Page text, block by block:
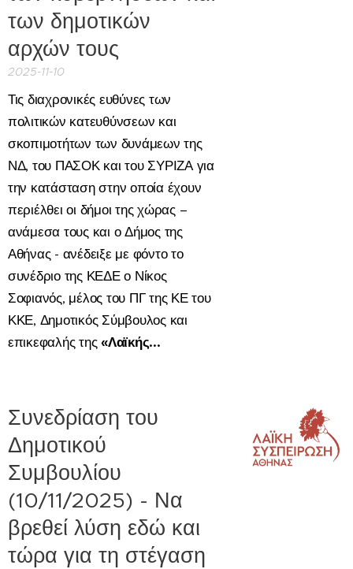
των δημοτικών
αρχών τους
2025-11-10
Τις διαχρονικές ευθύνες των
πολιτικών κατευθύνσεων και
σκοπιμοτήτων των δυνάμεων της
ΝΔ, του ΠΑΣΟΚ και του ΣΥΡΙΖΑ για
την κατάσταση στην οποία έχουν
περιέλθει οι δήμοι της χώρας –
ανάμεσα τους και ο Δήμος της
Αθήνας - ανέδειξε με φόντο το
συνέδριο της ΚΕΔΕ ο Νίκος
Σοφιανός, μέλος του ΠΓ της ΚΕ του
ΚΚΕ, Δημοτικός Σύμβουλος και
επικεφαλής της«Λαϊκής...
Συνεδρίαση του
Δημοτικού
Συμβουλίου
(10/11/2025) - Να
βρεθεί λύση εδώ και
τώρα για τη στέγαση